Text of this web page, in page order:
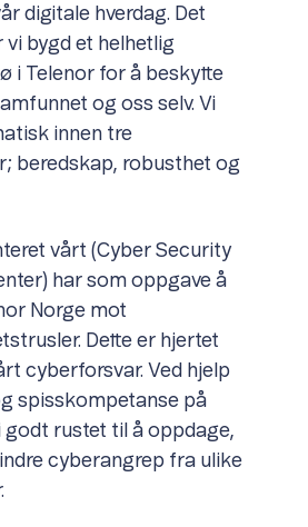
digitale hverdag. Det
vi bygd et helhetlig
i Telenor for å beskytte
og oss selv. Vi
innen tre
beredskap, robusthet og
vårt (Cyber Security
har som oppgave å
Norge mot
Dette er hjertet
cyberforsvar. Ved hjelp
spisskompetanse på
godt rustet til å oppdage,
cyberangrep fra ulike